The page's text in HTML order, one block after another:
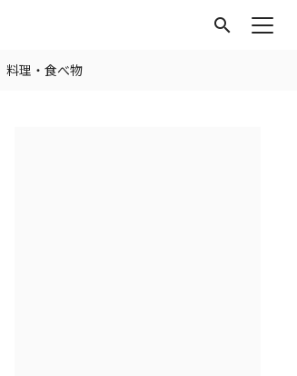
search
料理・食べ物